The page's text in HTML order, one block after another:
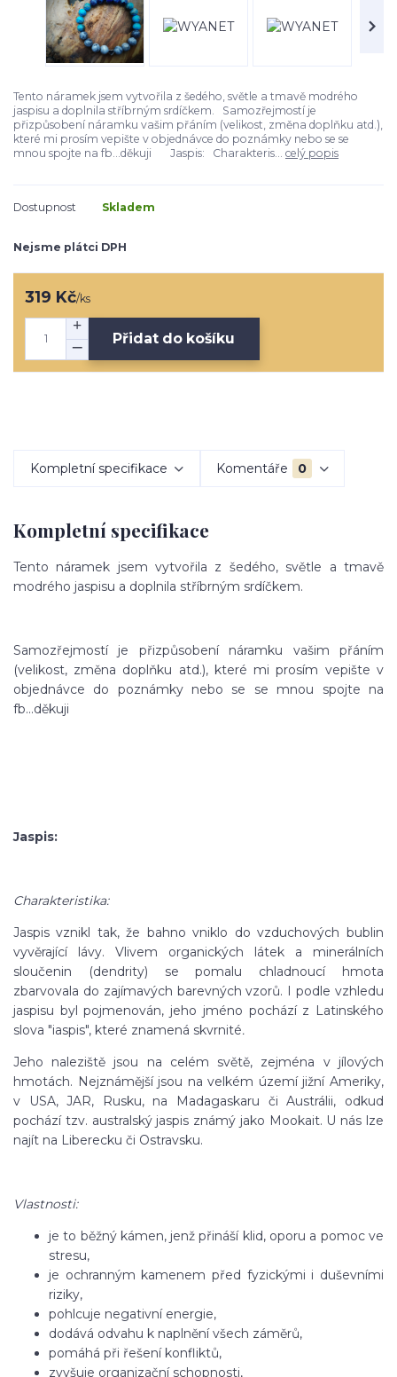
Tento náramek jsem vytvořila z šedého, světle a tmavě modrého
jaspisu a doplnila stříbrným srdíčkem. Samozřejmostí je
přizpůsobení náramku vašim přáním (velikost, změna doplňku atd.),
které mi prosím vepište v objednávce do poznámky nebo se se
mnou spojte na fb...děkuji Jaspis: Charakteris... celý popis
Dostupnost Skladem
Nejsme plátci DPH
319 Kč/ks
Přidat do košíku
Kompletní specifikace Komentáře 0
Kompletní specifikace
Tento náramek jsem vytvořila z šedého, světle a tmavě
modrého jaspisu a doplnila stříbrným srdíčkem.
Samozřejmostí je přizpůsobení náramku vašim přáním
(velikost, změna doplňku atd.), které mi prosím vepište v
objednávce do poznámky nebo se se mnou spojte na
fb...děkuji
Jaspis:
Charakteristika:
Jaspis vznikl tak, že bahno vniklo do vzduchových bublin
vyvěrající lávy. Vlivem organických látek a minerálních
sloučenin (dendrity) se pomalu chladnoucí hmota
zbarvovala do zajímavých barevných vzorů. I podle vzhledu
jaspisu byl pojmenován, jeho jméno pochází z Latinského
slova "iaspis", které znamená skvrnité.
Jeho naleziště jsou na celém světě, zejména v jílových
hmotách. Nejznámější jsou na velkém území jižní Ameriky,
v USA, JAR, Rusku, na Madagaskaru či Austrálii, odkud
pochází tzv. australský jaspis známý jako Mookait. U nás lze
najít na Liberecku či Ostravsku.
Vlastnosti:
je to běžný kámen, jenž přináší klid, oporu a pomoc ve
stresu,
je ochranným kamenem před fyzickými i duševními
riziky,
pohlcuje negativní energie,
dodává odvahu k naplnění všech záměrů,
pomáhá při řešení konfliktů,
zvyšuje organizační schopnosti,